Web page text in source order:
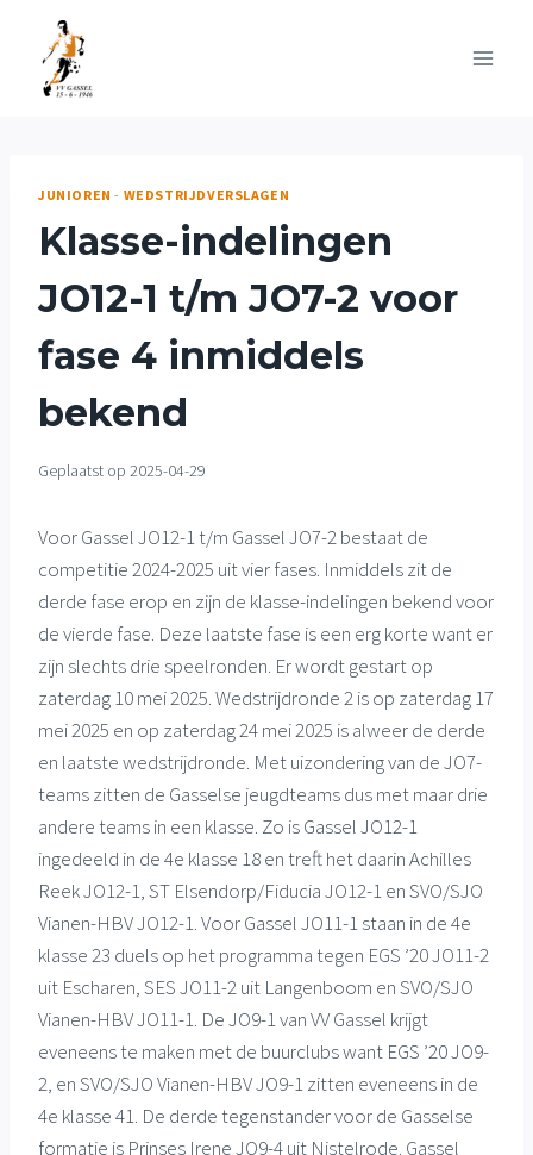
Doorgaan
inhoud
JUNIOREN - WEDSTRIJDVERSLAGEN
Klasse-indelingen
JO12-1 t/m JO7-2 voor
fase 4 inmiddels
bekend
Geplaatst op 2025-04-29
Voor Gassel JO12-1 t/m Gassel JO7-2 bestaat de
competitie 2024-2025 uit vier fases. Inmiddels zit de
derde fase erop en zijn de klasse-indelingen bekend voor
de vierde fase. Deze laatste fase is een erg korte want er
zijn slechts drie speelronden. Er wordt gestart op
zaterdag 10 mei 2025. Wedstrijdronde 2 is op zaterdag 17
mei 2025 en op zaterdag 24 mei 2025 is alweer de derde
en laatste wedstrijdronde. Met uizondering van de JO7-
teams zitten de Gasselse jeugdteams dus met maar drie
andere teams in een klasse. Zo is Gassel JO12-1
ingedeeld in de 4e klasse 18 en treft het daarin Achilles
Reek JO12-1, ST Elsendorp/Fiducia JO12-1 en SVO/SJO
Vianen-HBV JO12-1. Voor Gassel JO11-1 staan in de 4e
klasse 23 duels op het programma tegen EGS ’20 JO11-2
uit Escharen, SES JO11-2 uit Langenboom en SVO/SJO
Vianen-HBV JO11-1. De JO9-1 van VV Gassel krijgt
eveneens te maken met de buurclubs want EGS ’20 JO9-
2, en SVO/SJO Vianen-HBV JO9-1 zitten eveneens in de
4e klasse 41. De derde tegenstander voor de Gasselse
formatie is Prinses Irene JO9-4 uit Nistelrode. Gassel